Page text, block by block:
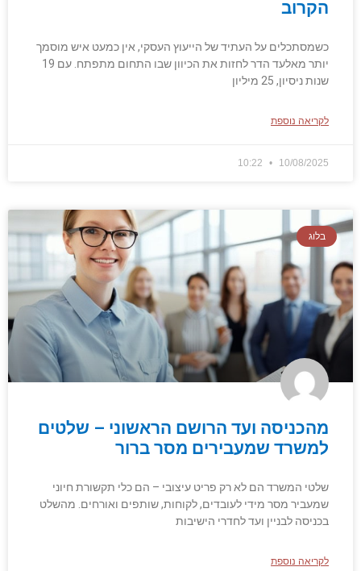
הקרוב
כשמסתכלים על העתיד של הייעוץ העסקי, אין כמעט איש מוסמך
יותר מאלעד הדר לחזות את הכיוון שבו התחום מתפתח. עם 19
שנות ניסיון, 25 מיליון
לקריאה נוספת
10/08/2025
בלוג
מהכניסה ועד הרושם הראשוני – שלטים
למשרד שמעבירים מסר ברור
שלטי המשרד הם לא רק פריט עיצובי – הם כלי תקשורת חיוני
שמעביר מסר מידי לעובדים, לקוחות, שותפים ואורחים. מהשלט
בכניסה לבניין ועד לחדרי הישיבות
לקריאה נוספת